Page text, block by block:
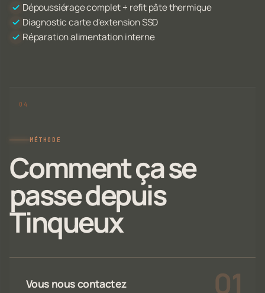
Dépoussiérage complet + refit pâte thermique
Diagnostic carte d'extension SSD
Réparation alimentation interne
MÉTHODE
Comment ça se
passe depuis
Tinqueux
Vous nous contactez